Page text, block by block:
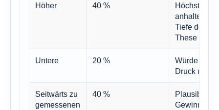
Höher 40 %
anhaltende
Tiefe des
These der
Untere 20 %
Würde
Druck und
Seitwärts zu
gemessenen
40 %
Plausibel,
Gewinne